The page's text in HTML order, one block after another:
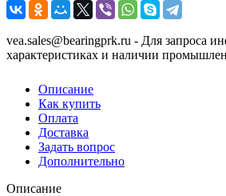
vea.sales@bearingprk.ru - Для запроса
характеристиках и наличии
Описание
Как купить
Оплата
Доставка
Задать вопрос
Дополнительно
Описание